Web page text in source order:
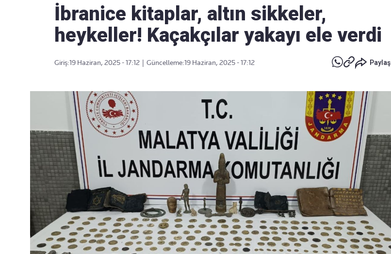
İbranice kitaplar, altın sikkeler,
heykeller! Kaçakçılar yakayı ele verdi
Giriş:19 Haziran, 2025 - 17:12 Güncelleme:19 Haziran, 2025 - 17:12 Paylaş